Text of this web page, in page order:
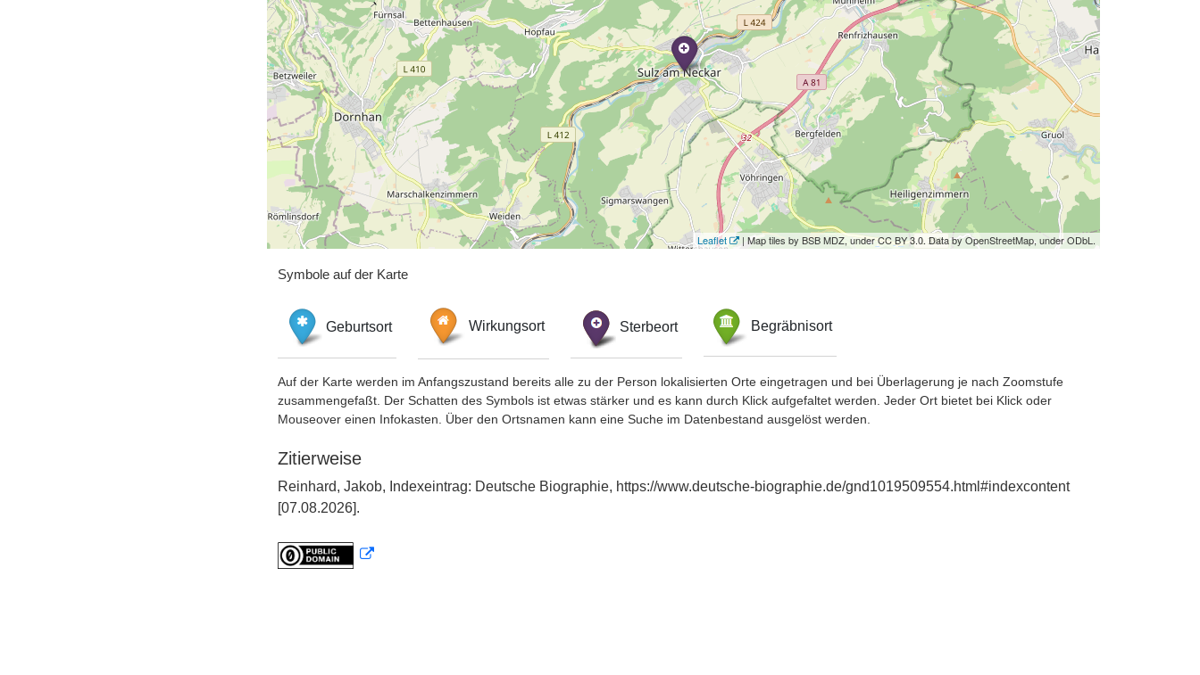
Leaflet | Map tiles by BSB MDZ, under CC BY 3.0. Data by OpenStreetMap, under ODbL.
Symbole auf der Karte
Geburtsort Wirkungsort Sterbeort Begräbnisort
Auf der Karte werden im Anfangszustand bereits alle zu der Person lokalisierten Orte eingetragen und bei Überlagerung je nach Zoomstufe
zusammengefaßt. Der Schatten des Symbols ist etwas stärker und es kann durch Klick aufgefaltet werden. Jeder Ort bietet bei Klick oder
Mouseover einen Infokasten. Über den Ortsnamen kann eine Suche im Datenbestand ausgelöst werden.
Zitierweise
Reinhard, Jakob, Indexeintrag: Deutsche Biographie, https://www.deutsche-biographie.de/gnd1019509554.html#indexcontent
[07.08.2026].